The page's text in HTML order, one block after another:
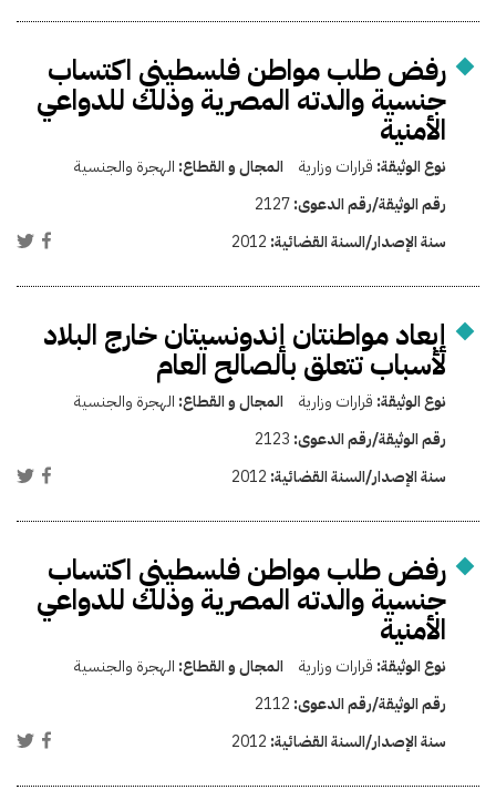
رفض طلب مواطن فلسطيني اكتساب
جنسية والدته المصرية وذلك للدواعي
الأمنية
نوع الوثيقة: قرارات وزارية المجال و القطاع: الهجرة والجنسية
رقم الوثيقة/رقم الدعوى:2127
سنة الإصدار/السنة القضائية: 2012
إبعاد مواطنتان إندونسيتان خارج البلاد
لأسباب تتعلق بالصالح العام
نوع الوثيقة: قرارات وزارية المجال و القطاع: الهجرة والجنسية
رقم الوثيقة/رقم الدعوى: 2123
سنة الإصدار/السنة القضائية: 2012
رفض طلب مواطن فلسطيني اكتساب
جنسية والدته المصرية وذلك للدواعي
الأمنية
نوع الوثيقة: قرارات وزارية المجال و القطاع: الهجرة والجنسية
رقم الوثيقة/رقم الدعوى: 2112
سنة الإصدار/السنة القضائية: 2012